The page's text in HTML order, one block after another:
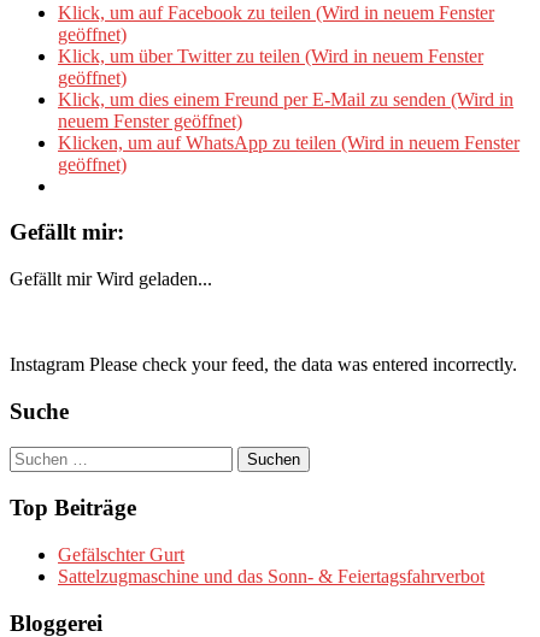
Klick, um auf Facebook zu teilen (Wird in neuem Fenster
geöffnet)
Klick, um über Twitter zu teilen (Wird in neuem Fenster
geöffnet)
Klick, um dies einem Freund per E-Mail zu senden (Wird in
neuem Fenster geöffnet)
Klicken, um auf WhatsApp zu teilen (Wird in neuem Fenster
geöffnet)
Gefällt mir:
Gefällt mir Wird geladen...
Instagram Please check your feed, the data was entered incorrectly.
Suche
Suchen
nach:
Top Beiträge
Gefälschter Gurt
Sattelzugmaschine und das Sonn- & Feiertagsfahrverbot
Bloggerei